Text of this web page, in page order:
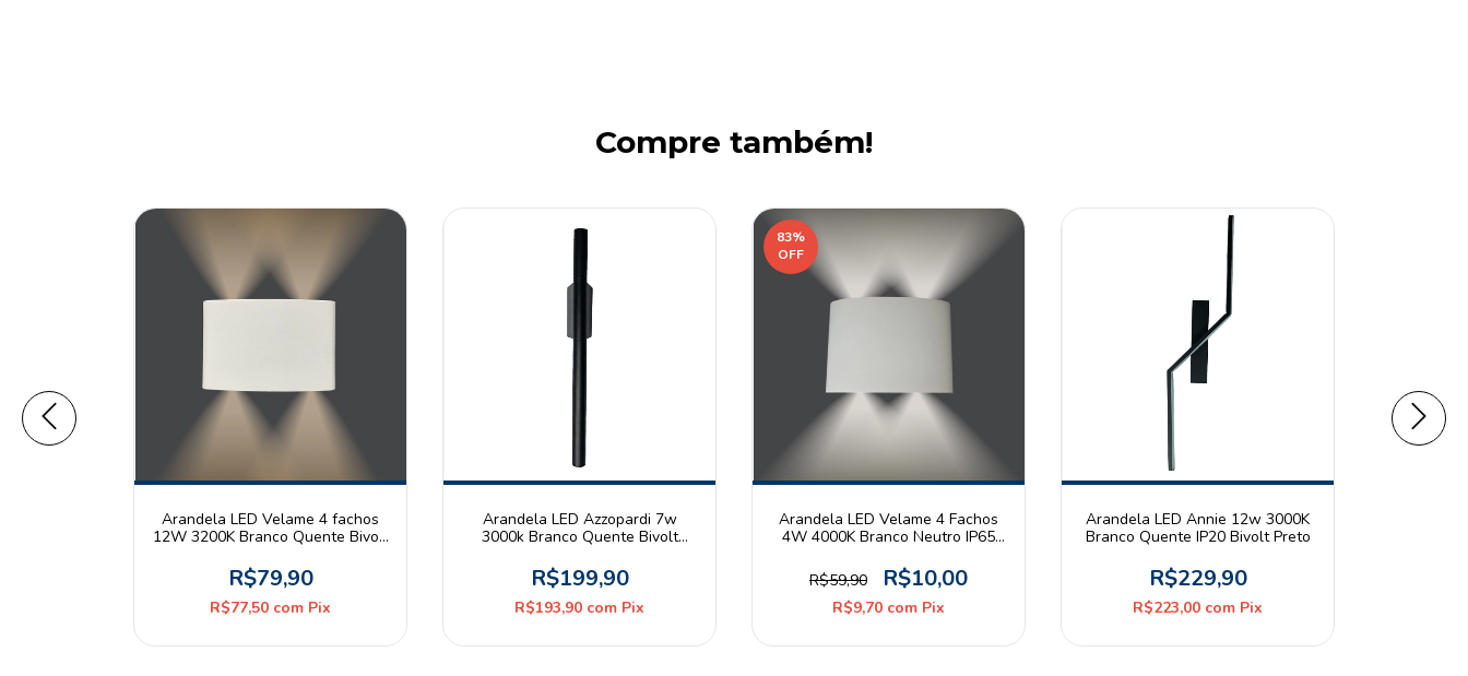
Compre também!
Arandela LED Velame 4 fachos
12W 3200K Branco Quente Bivolt
R$79,90
R$77,50 com Pix
Arandela LED Azzopardi 7w
3000k Branco Quente Bivolt
R$199,90
R$193,90 com Pix
83%
OFF
Arandela LED Velame 4 Fachos
4W 4000K Branco Neutro IP65
R$59,90
R$10,00
R$9,70 com Pix
Arandela LED Annie 12w 3000K
Branco Quente IP20 Bivolt Preto
R$229,90
R$223,00 com Pix